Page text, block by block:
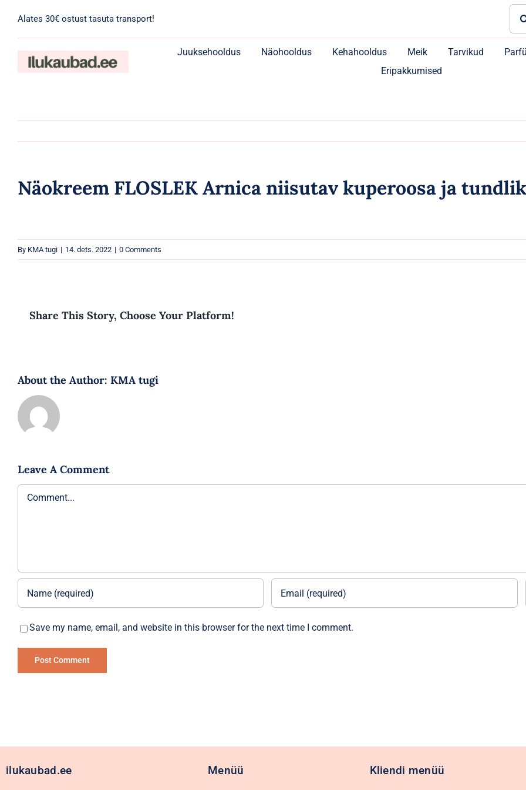
content
Alates 30€ ostust tasuta transport!
Juuksehooldus Näohooldus Kehahooldus Meik Tarvikud
Eripakkumised
Näokreem FLOSLEK Arnica niisutav kuperoosa ja
By KMA tugi | 14. dets. 2022 | 0 Comments
Share This Story, Choose Your Platform!
About the Author: KMA tugi
Leave A Comment
Comment
Save my name, email, and website in this browser for the next time I comment.
ilukaubad.ee Menüü Kliendi menüü